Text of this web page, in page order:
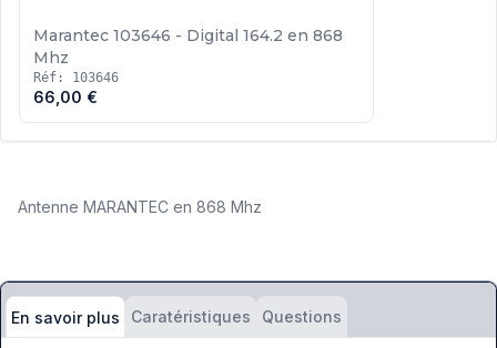
Marantec 103646 - Digital 164.2 en 868
Mhz
Réf: 103646
66,00 €
Antenne MARANTEC en 868 Mhz
En savoir plus Caratéristiques Questions